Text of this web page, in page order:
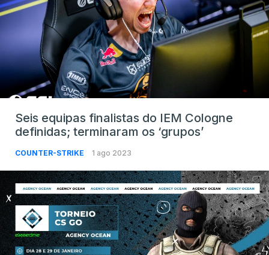
Seis equipas finalistas do IEM Cologne
definidas; terminaram os ‘grupos’
COUNTER-STRIKE 1 ago 2023